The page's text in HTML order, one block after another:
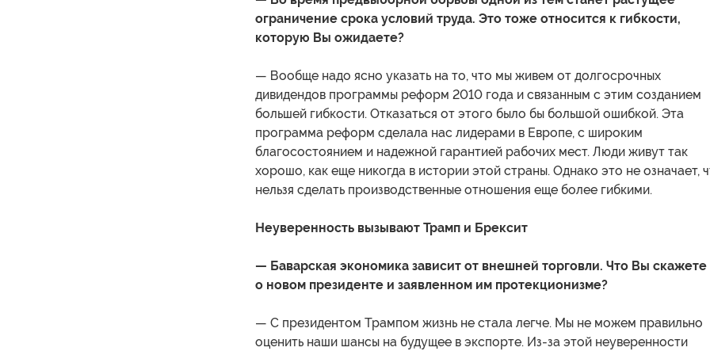
ограничение срока условий труда. Это тоже относится к гибкости,
которую Вы ожидаете?
— Вообще надо ясно указать на то, что мы живем от долгосрочных
дивидендов программы реформ 2010 года и связанным с этим созданием
большей гибкости. Отказаться от этого было бы большой ошибкой. Эта
программа реформ сделала нас лидерами в Европе, с широким
благосостоянием и надежной гарантией рабочих мест. Люди живут так
хорошо, как еще никогда в истории этой страны. Однако это не означает,
нельзя сделать производственные отношения еще более гибкими.
Неуверенность вызывают Трамп и Брексит
— Баварская экономика зависит от внешней торговли. Что Вы скажете
о новом президенте и заявленном им протекционизме?
— С президентом Трампом жизнь не стала легче. Мы не можем правильно
оценить наши шансы на будущее в экспорте. Из-за этой неуверенности